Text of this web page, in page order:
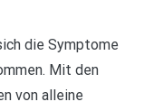
die Symptome
Mit den
von alleine